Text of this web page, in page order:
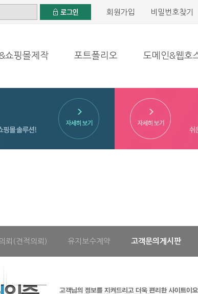
회원가입 비밀번호찾기
쇼핑몰제작 포트폴리오 도메인&웹호
뢰(견적의뢰) 유지보수계약 고객문의게시판